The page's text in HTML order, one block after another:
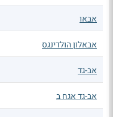
אבאו
אבאלון הולדינגס
אב-גד
אב-גד אגח ב